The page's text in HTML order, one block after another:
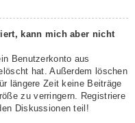
kann mich aber nicht
Benutzerkonto aus
hat. Außerdem löschen
längere Zeit keine Beiträge
zu verringern. Registriere
Diskussionen teil!